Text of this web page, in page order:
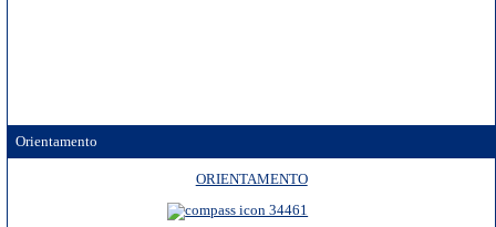
Orientamento
ORIENTAMENTO